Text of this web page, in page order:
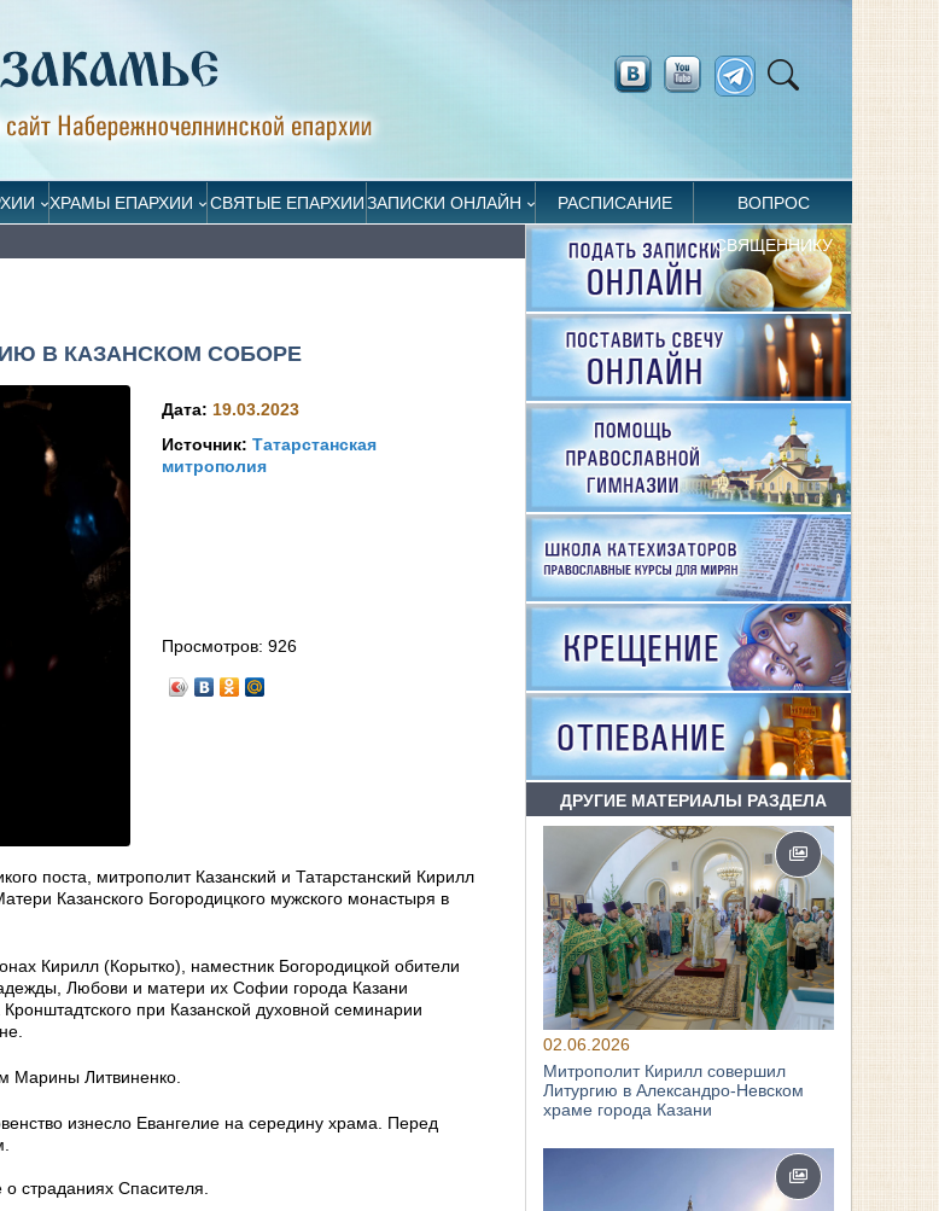
ХРАМЫ ЕПАРХИИ СВЯТЫЕ ЕПАРХИИЗАПИСКИ ОНЛАЙН РАСПИСАНИЕ ВОПРОС
СВЯЩЕННИКУ
В КАЗАНСКОМ СОБОРЕ
Дата: 19.03.2023
Источник:Татарстанская
митрополия
Просмотров:926
поста, митрополит Казанский и Татарстанский Кирилл
Казанского Богородицкого мужского монастыря в
Кирилл (Корытко), наместник Богородицкой обители
Любови и матери их Софии города Казани
при Казанской духовной семинарии
Марины Литвиненко.
изнесло Евангелие на середину храма. Перед
страданиях Спасителя.
ДРУГИЕ МАТЕРИАЛЫ РАЗДЕЛА
02.06.2026
Митрополит Кирилл совершил
Литургию в Александро-Невском
храме города Казани